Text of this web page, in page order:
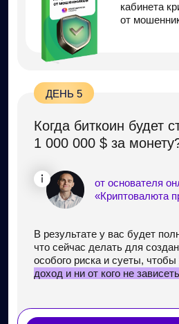
Окончил МГУ по программе
Обучил 8000 человек
Дипломированный финансовый
консультант
2 высших образования, красный
диплом по экономике